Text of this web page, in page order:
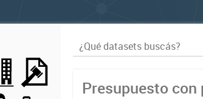
Presupuesto con